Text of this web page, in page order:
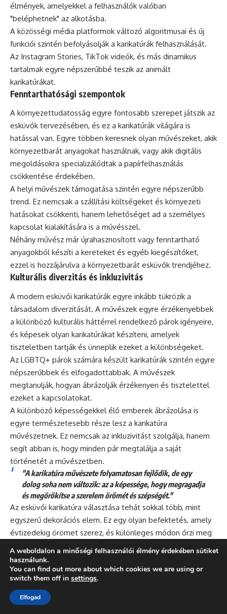
élmények, amelyekkel a felhasználók valóban
"beléphetnek" az alkotásba.
A közösségi média platformok változó algoritmusai és új
funkciói szintén befolyásolják a karikatúrák felhasználását.
Az Instagram Stories, TikTok videók, és más dinamikus
tartalmak egyre népszerűbbé teszik az animált
karikatúrákat.
Fenntarthatósági szempontok
A környezettudatosság egyre fontosabb szerepet játszik az
esküvők tervezésében, és ez a karikatúrák világára is
hatással van. Egyre többen keresnek olyan művészeket, akik
környezetbarát anyagokat használnak, vagy akik digitális
megoldásokra specializálódtak a papírfelhasználás
csökkentése érdekében.
A helyi művészek támogatása szintén egyre népszerűbb
trend. Ez nemcsak a szállítási költségeket és környezeti
hatásokat csökkenti, hanem lehetőséget ad a személyes
kapcsolat kialakítására is a művésszel.
Néhány művész már újrahasznosított vagy fenntartható
anyagokból készíti a kereteket és egyéb kiegészítőket,
ezzel is hozzájárulva a környezetbarát esküvők trendjéhez.
Kulturális diverzitás és inkluzivitás
A modern esküvői karikatúrák egyre inkább tükrözik a
társadalom diverzitását. A művészek egyre érzékenyebbek
a különböző kulturális háttérrel rendelkező párok igényeire,
és képesek olyan karikatúrákat készíteni, amelyek
tiszteletben tartják és ünneplik ezeket a különbségeket.
Az LGBTQ+ párok számára készült karikatúrák szintén egyre
népszerűbbek és elfogadottabbak. A művészek
megtanulják, hogyan ábrázolják érzékenyen és tisztelettel
ezeket a kapcsolatokat.
A különböző képességekkel élő emberek ábrázolása is
egyre természetesebb része lesz a karikatúra
művészetnek. Ez nemcsak az inkluzivitást szolgálja, hanem
segít abban is, hogy minden pár megtalálja a saját
történetét a művészetben.
"A karikatúra művészete folyamatosan fejlődik, de egy
dolog soha nem változik: az a képessége, hogy megragadja
és megörökítse a szerelem örömét és szépségét."
Az esküvői karikatúra választása tehát sokkal több, mint
egyszerű dekorációs elem. Ez egy olyan befektetés, amely
évtizedekig örömet szerez, és különleges módon őrzi meg
művész kiválasztásával, gondos tervezéssel és kreatív
felhasználással olyan emlék készíthető, amely generációkon
át átadható kincs lesz a családban.
Gyakran Ismételt Kérdések
A weboldalon a minőségi felhasználói élmény érdekében sütiket
használunk.
You can find out more about which cookies we are using or
switch them off in settings.
Elfogad